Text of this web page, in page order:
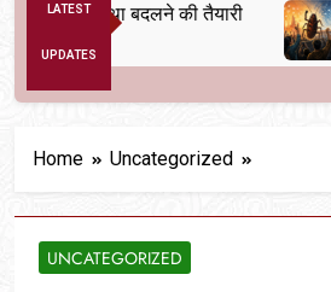
LATEST
UPDATES
व्यवस्था बदलने की तैयारी
Home Uncategorized
UNCATEGORIZED